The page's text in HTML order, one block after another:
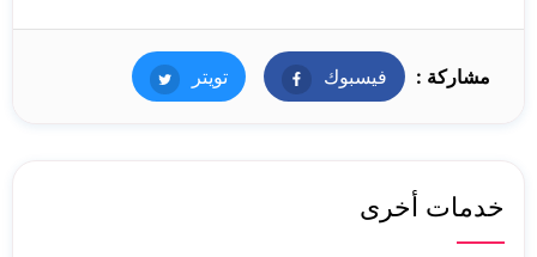
مشاركة : فيسبوك فيسبوكتويتر تويتر
خدمات أخرى